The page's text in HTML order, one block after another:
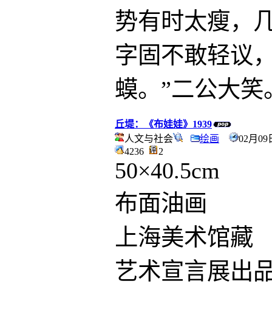
势有时太瘦，
字固不敢轻议
蟆。”二公大笑
丘堤：《布娃娃》1939
人文与社会
绘画
02月
4236
2
50×40.5cm
布面油画
上海美术馆藏
艺术宣言展出